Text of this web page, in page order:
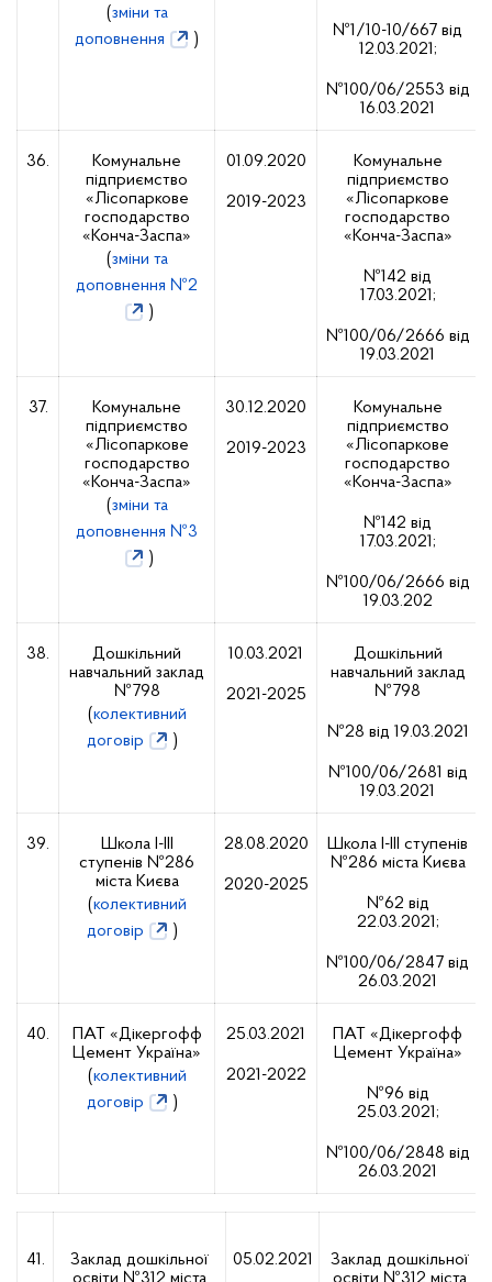
(зміни та
доповнення
)
№1/10-10/667 від
12.03.2021;
№100/06/2553 від
16.03.2021
36.
Комунальне
підприємство
«Лісопаркове
господарство
«Конча-Заспа»
(зміни та
доповнення №2
)
01.09.2020
2019-2023
Комунальне
підприємство
«Лісопаркове
господарство
«Конча-Заспа»
№142 від
17.03.2021;
№100/06/2666 від
19.03.2021
37.
Комунальне
підприємство
«Лісопаркове
господарство
«Конча-Заспа»
(зміни та
доповнення №3
)
30.12.2020
2019-2023
Комунальне
підприємство
«Лісопаркове
господарство
«Конча-Заспа»
№142 від
17.03.2021;
№100/06/2666 від
19.03.202
38.
Дошкільний
навчальний заклад
№798
(колективний
договір
)
10.03.2021
2021-2025
Дошкільний
навчальний заклад
№798
№28 від 19.03.2021
№100/06/2681 від
19.03.2021
39.
Школа І-ІІІ
ступенів №286
міста Києва
(колективний
договір
)
28.08.2020
2020-2025
Школа І-ІІІ ступенів
№286 міста Києва
№62 від
22.03.2021;
№100/06/2847 від
26.03.2021
40.
ПАТ «Дікергофф
Цемент Україна»
(колективний
договір
)
25.03.2021
2021-2022
ПАТ «Дікергофф
Цемент Україна»
№96 від
25.03.2021;
№100/06/2848 від
26.03.2021
41.
Заклад дошкільної
05.02.2021
Заклад дошкільної